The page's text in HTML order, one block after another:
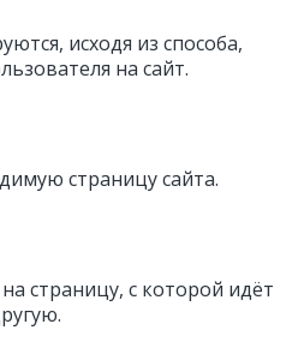
исходя из способа,
на сайт.
страницу сайта.
страницу, с которой идёт